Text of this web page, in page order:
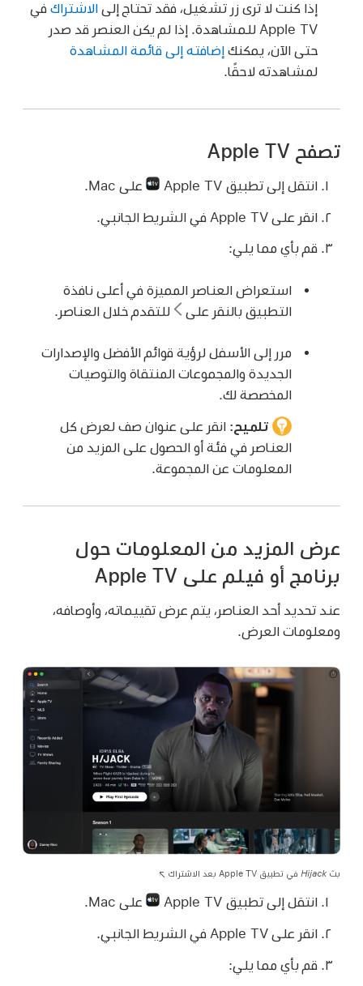
إذا كنت لا ترى زر تشغيل، فقد تحتاج إلىالاشتراك في
Apple TV للمشاهدة. إذا لم يكن العنصر قد صدر
حتى الآن، يمكنكإضافته إلى قائمة المشاهدة
لمشاهدته لاحقًا.
تصفح Apple TV
انتقل إلى تطبيق Apple TV على Mac.
انقر على Apple TV في الشريط الجانبي.
قم بأي مما يلي:
استعراض العناصر المميزة في أعلى نافذة
التطبيق بالنقر على
للتقدم خلال العناصر.
مرر إلى الأسفل لرؤية قوائم الأفضل والإصدارات
الجديدة والمجموعات المنتقاة والتوصيات
المخصصة لك.
تلميح:انقر على عنوان صف لعرض كل
العناصر في فئة أو الحصول على المزيد من
المعلومات عن المجموعة.
عرض المزيد من المعلومات حول
برنامج أو فيلم على Apple TV
عند تحديد أحد العناصر، يتم عرض تقييماته، وأوصافه،
ومعلومات العرض.
بث Hijack في تطبيق Apple TV بعد الاشتراك
انتقل إلى تطبيق Apple TV على Mac.
انقر على Apple TV في الشريط الجانبي.
قم بأي مما يلي: